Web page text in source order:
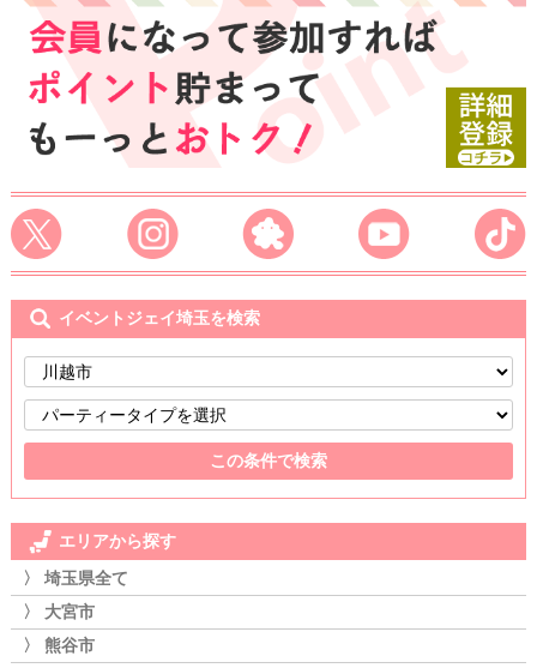
イベントジェイ埼玉を検索
エリアから探す
〉 埼玉県全て
〉 大宮市
〉 熊谷市